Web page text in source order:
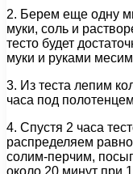
2. Берем еще одну
муки, соль и
тесто будет
муки и руками
3. Из теста лепим
часа под
4. Спустя 2 часа
распределяем
солим-перчим,
около 20 минут при